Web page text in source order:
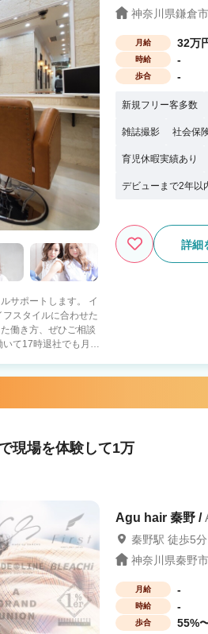
サポートします。 イ
働き方、ぜひご相談
合60%(3ヵ月間)
しております。 ※給
レンジしやすい環境
神奈川県鎌倉
月給 32万
時給 -
歩合 -
新規フリー客多数
雑誌撮影 社会保
育児休暇実績あり
デビューまで2年以
詳細
現場を体験して1万
Agu hair 秦野 /
秦野駅 徒歩5分
神奈川県秦野
月給 -
時給 -
歩合 55%